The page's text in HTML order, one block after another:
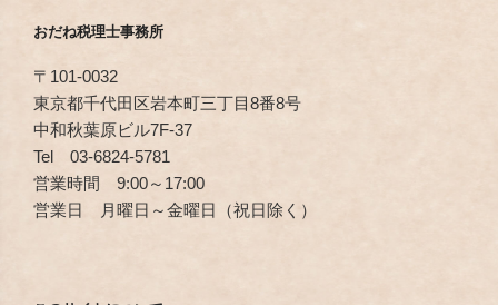
おだね税理士事務所
〒101-0032
東京都千代田区岩本町三丁目8番8号
中和秋葉原ビル7F-37
Tel 03-6824-5781
営業時間 9:00～17:00
営業日 月曜日～金曜日（祝日除く）